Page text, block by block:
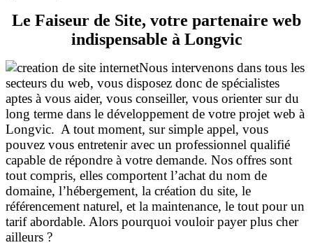
Le Faiseur de Site, votre partenaire web
indispensable à Longvic
Nous intervenons dans tous les
secteurs du web, vous disposez donc de spécialistes
aptes à vous aider, vous conseiller, vous orienter sur du
long terme dans le développement de votre projet web à
Longvic. A tout moment, sur simple appel, vous
pouvez vous entretenir avec un professionnel qualifié
capable de répondre à votre demande. Nos offres sont
tout compris, elles comportent l’achat du nom de
domaine, l’hébergement, la création du site, le
référencement naturel, et la maintenance, le tout pour un
tarif abordable. Alors pourquoi vouloir payer plus cher
ailleurs ?